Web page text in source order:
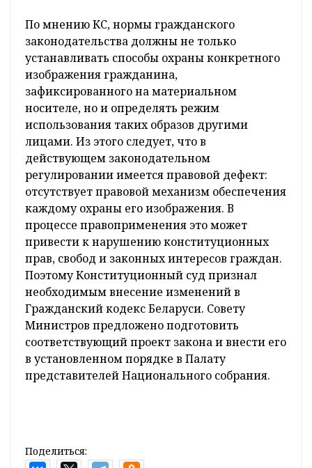
По мнению КС, нормы гражданского
законодательства должны не только
устанавливать способы охраны конкретного
изображения гражданина,
зафиксированного на материальном
носителе, но и определять режим
использования таких образов другими
лицами. Из этого следует, что в
действующем законодательном
регулировании имеется правовой дефект:
отсутствует правовой механизм обеспечения
каждому охраны его изображения. В
процессе правоприменения это может
привести к нарушению конституционных
прав, свобод и законных интересов граждан.
Поэтому Конституционный суд признал
необходимым внесение изменений в
Гражданский кодекс Беларуси. Совету
Министров предложено подготовить
соответствующий проект закона и внести его
в установленном порядке в Палату
представителей Национального собрания.
Поделиться: